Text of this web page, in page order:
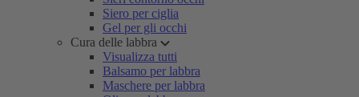
Siero per ciglia
Gel per gli occhi
Cura delle labbra
Visualizza tutti
Balsamo per labbra
Maschere per labbra